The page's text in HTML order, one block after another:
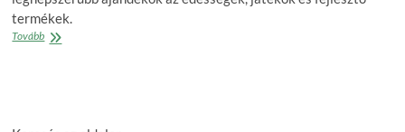
termékek.
TovábbEnnyit